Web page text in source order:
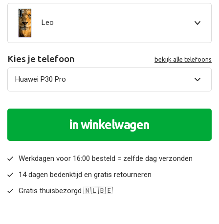
Leo
Kies je telefoon bekijk alle telefoons
in winkelwagen
Werkdagen voor 16:00 besteld = zelfde dag verzonden
14 dagen bedenktijd en gratis retourneren
Gratis thuisbezorgd 🇳🇱🇧🇪